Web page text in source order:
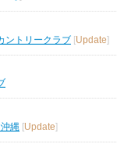
ントリークラブ [Update]
縄 [Update]